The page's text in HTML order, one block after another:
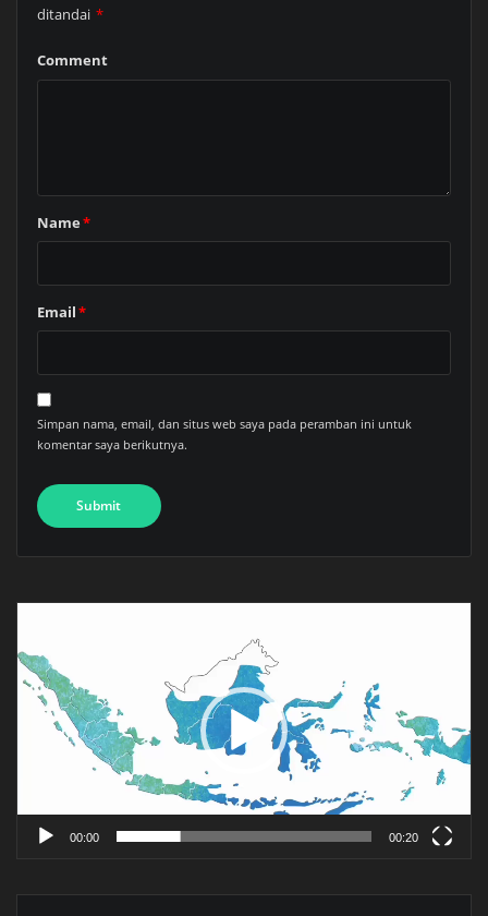
ditandai *
Comment
Name*
Email*
Simpan nama, email, dan situs web saya pada peramban ini untuk
komentar saya berikutnya.
00:00 00:20